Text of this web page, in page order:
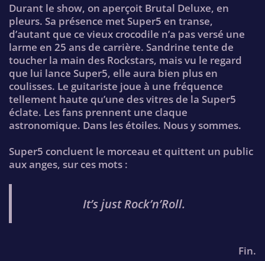
Durant le show, on aperçoit Brutal Deluxe, en
pleurs. Sa présence met Super5 en transe,
d’autant que ce vieux crocodile n’a pas versé une
larme en 25 ans de carrière. Sandrine tente de
toucher la main des Rockstars, mais vu le regard
que lui lance Super5, elle aura bien plus en
coulisses. Le guitariste joue à une fréquence
tellement haute qu’une des vitres de la Super5
éclate. Les fans prennent une claque
astronomique. Dans les étoiles. Nous y sommes.
Super5 concluent le morceau et quittent un public
aux anges, sur ces mots :
It’s just Rock’n’Roll.
Fin.